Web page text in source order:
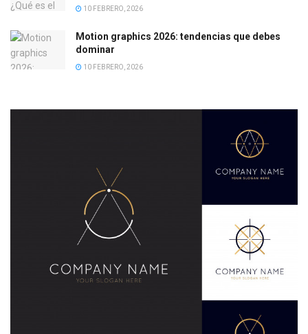
10 FEBRERO, 2026
Motion graphics 2026: tendencias que debes
dominar
10 FEBRERO, 2026